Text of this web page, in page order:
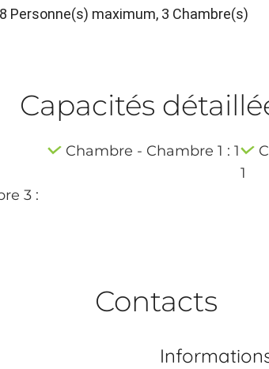
Personne(s) maximum, 3 Chambre(s)
Capacités
Chambre - Chambre 1 : 1
1
3 :
Contacts